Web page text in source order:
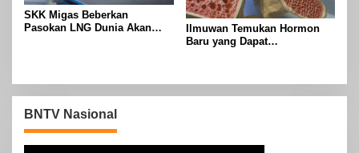
SKK Migas Beberkan
Pasokan LNG Dunia Akan
Ilmuwan Temukan Hormon
Baru yang Dapat
BNTV Nasional